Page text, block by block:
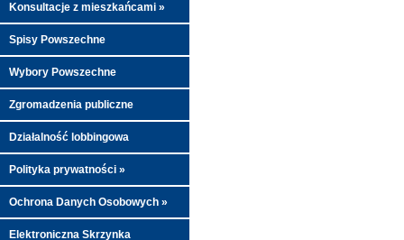
Konsultacje z mieszkańcami »
Spisy Powszechne
Wybory Powszechne
Zgromadzenia publiczne
Działalność lobbingowa
Polityka prywatności »
Ochrona Danych Osobowych »
Elektroniczna Skrzynka